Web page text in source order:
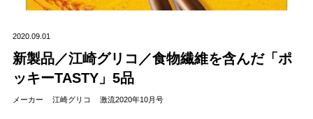
2020.09.01
新製品／江崎グリコ／食物繊維を含んだ「ポ
ッキーTASTY」5品
メーカー 江崎グリコ 激流2020年10月号